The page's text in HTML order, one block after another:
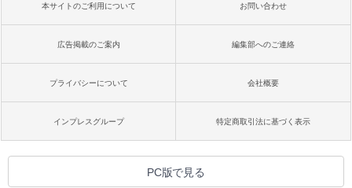
本サイトのご利用について お問い合わせ
広告掲載のご案内 編集部へのご連絡
プライバシーについて 会社概要
インプレスグループ 特定商取引法に基づく表示
PC版で見る